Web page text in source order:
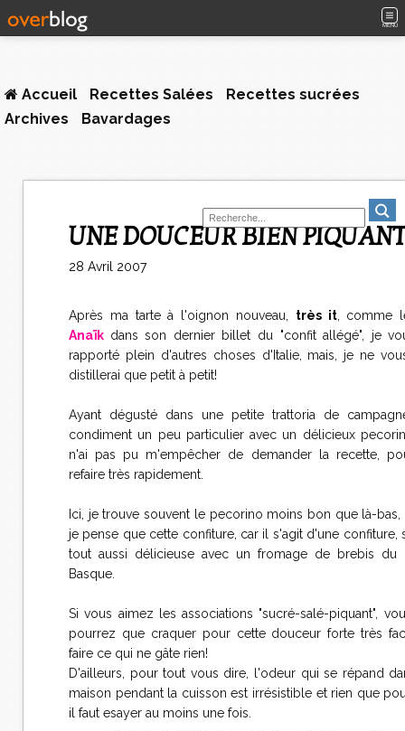
MENU
Accueil Recettes Salées
Recettes sucrées
Archives
Bavardages
UNE DOUCEUR BIEN
28 Avril 2007
Après ma tarte à l'oignon nouveau, très it, comme
Anaïk dans son dernier billet du "confit allégé", je
rapporté plein d'autres choses d'Italie, mais, je ne
distillerai que petit à petit!
Ayant dégusté dans une petite trattoria de
condiment un peu particulier avec un délicieux
n'ai pas pu m'empêcher de demander la recette,
refaire très rapidement.
Ici, je trouve souvent le pecorino moins bon que là-bas,
je pense que cette confiture, car il s'agit d'une confiture,
tout aussi délicieuse avec un fromage de brebis du
Basque.
Si vous aimez les associations "sucré-salé-piquant",
pourrez que craquer pour cette douceur forte très
faire ce qui ne gâte rien!
D'ailleurs, pour tout vous dire, l'odeur qui se répand
maison pendant la cuisson est irrésistible et rien que
il faut esayer au moins une fois.